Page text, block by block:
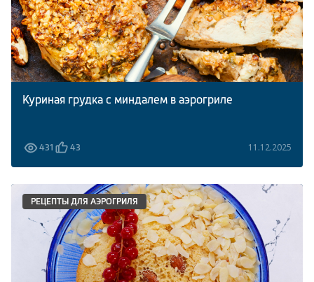
Куриная грудка с миндалем в аэрогриле
431 43 11.12.2025
РЕЦЕПТЫ ДЛЯ АЭРОГРИЛЯ